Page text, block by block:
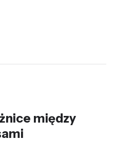
między